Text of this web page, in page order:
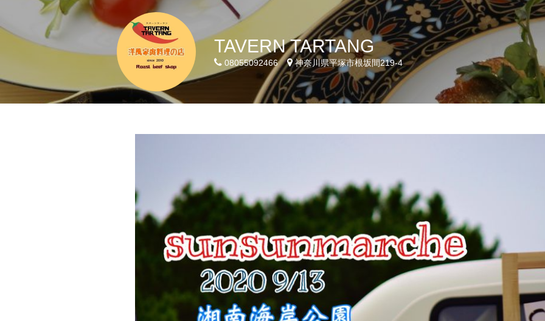
TAVERN TARTANG
08055092466 神奈川県平塚市根坂間219-4